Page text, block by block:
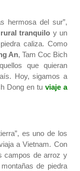
hermosa del sur”,
tranquilo y un
caliza. Como
An, Tam Coc Bich
que quieran
Hoy, sigamos a
Dong en tu viaje a
es uno de los
a Vietnam. Con
campos de arroz y
de piedra